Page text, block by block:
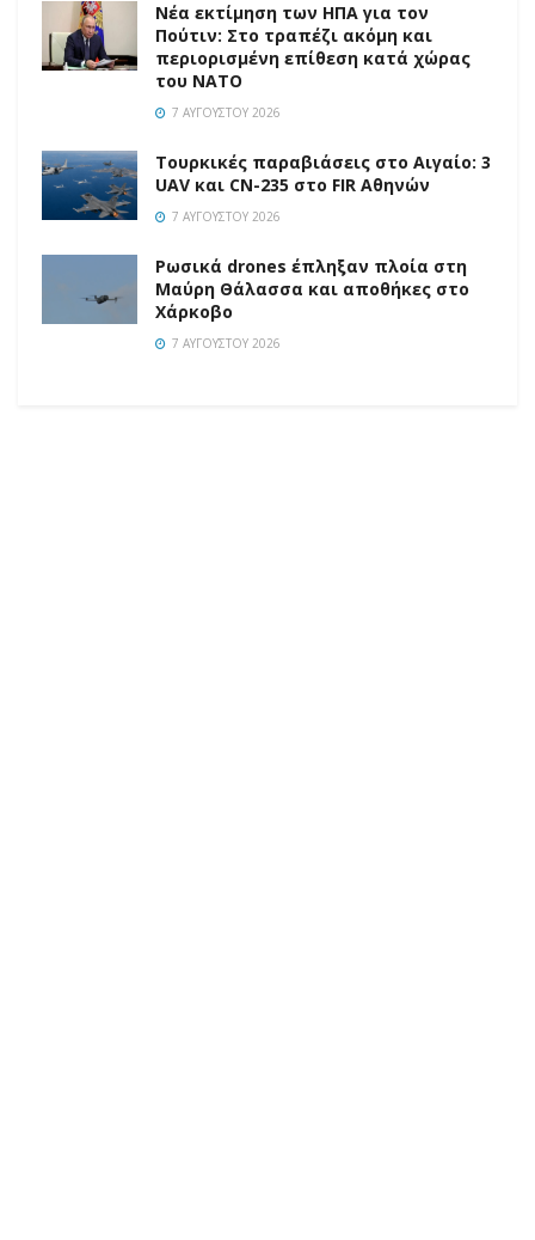
Νέα εκτίμηση των ΗΠΑ για τον
Πούτιν: Στο τραπέζι ακόμη και
περιορισμένη επίθεση κατά χώρας
του ΝΑΤΟ
7 ΑΥΓΟΎΣΤΟΥ 2026
Τουρκικές παραβιάσεις στο Αιγαίο: 3
UAV και CN-235 στο FIR Αθηνών
7 ΑΥΓΟΎΣΤΟΥ 2026
Ρωσικά drones έπληξαν πλοία στη
Μαύρη Θάλασσα και αποθήκες στο
Χάρκοβο
7 ΑΥΓΟΎΣΤΟΥ 2026